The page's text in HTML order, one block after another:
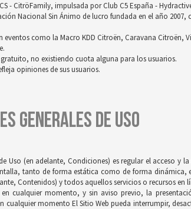
- CitröFamily, impulsada por Club C5 España -
Nacional Sin Ánimo de lucro fundada en el año
eventos como la Macro KDD Citroën, Caravana Citroën,
no existiendo cuota alguna para los usuarios.
opiniones de sus usuarios.
GENERALES DE USO
Uso (en adelante, Condiciones) es regular el acceso
tanto de forma estática como de forma
Contenidos) y todos aquellos servicios o recursos en
cualquier momento, y sin aviso previo, la
momento El Sitio Web pueda interrumpir,